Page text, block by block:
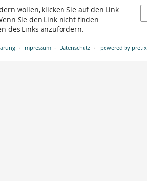
wollen, klicken Sie auf den Link
Sie den Link nicht finden
des Links anzufordern.
Impressum Datenschutz powered by pretix